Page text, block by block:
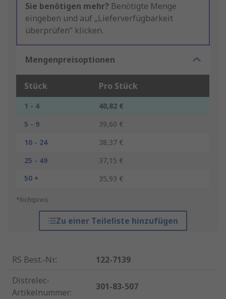
Sie benötigen mehr? Benötigte Menge
eingeben und auf „Lieferverfügbarkeit
überprüfen“ klicken.
Mengenpreisoptionen
Stück Pro Stück
1 - 4
40,82 €
5 - 9
39,60 €
10 - 24
38,37 €
25 - 49
37,15 €
50 +
35,93 €
*Richtpreis
Zu einer Teileliste hinzufügen
RS Best.-Nr.:
122-7139
Distrelec-
Artikelnummer:
301-83-507